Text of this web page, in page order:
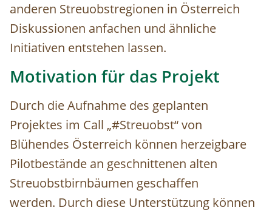
anderen Streuobstregionen in Österreich
Diskussionen anfachen und ähnliche
Initiativen entstehen lassen.
Motivation für das Projekt
Durch die Aufnahme des geplanten
Projektes im Call „#Streuobst“ von
Blühendes Österreich können herzeigbare
Pilotbestände an geschnittenen alten
Streuobstbirnbäumen geschaffen
werden. Durch diese Unterstützung können